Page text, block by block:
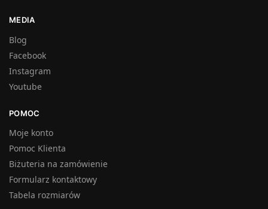
MEDIA
Blog
Facebook
Instagram
Youtube
POMOC
Moje konto
Pomoc Klienta
Biżuteria na zamówienie
Formularz kontaktowy
Tabela rozmiarów